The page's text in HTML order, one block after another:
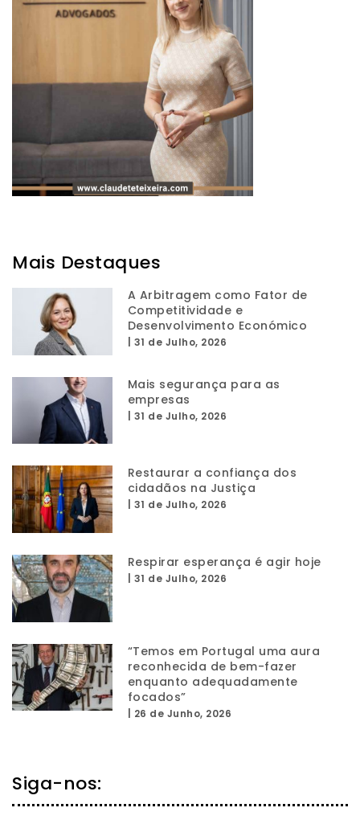
Mais Destaques
A Arbitragem como Fator de
Competitividade e
Desenvolvimento Económico
31 de Julho, 2026
Mais segurança para as
empresas
31 de Julho, 2026
Restaurar a confiança dos
cidadãos na Justiça
31 de Julho, 2026
Respirar esperança é agir hoje
31 de Julho, 2026
“Temos em Portugal uma aura
reconhecida de bem-fazer
enquanto adequadamente
focados”
26 de Junho, 2026
Siga-nos: